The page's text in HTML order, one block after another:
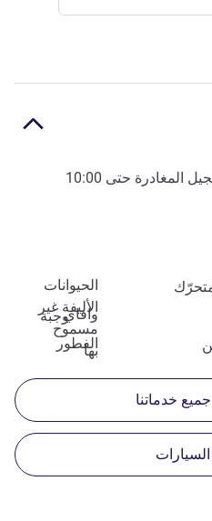
المغادرة حتى 10:00
الحيوانات
الأليفة غير
مسموح
بها
وافايوجبة
الفطور
خدماتنا